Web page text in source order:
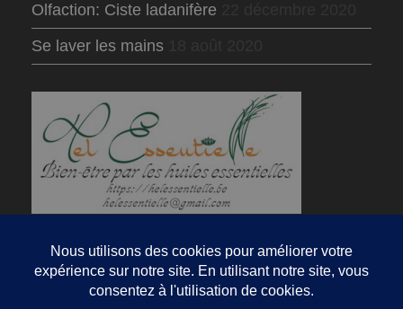
Olfaction: Ciste ladanifère
Se laver les mains